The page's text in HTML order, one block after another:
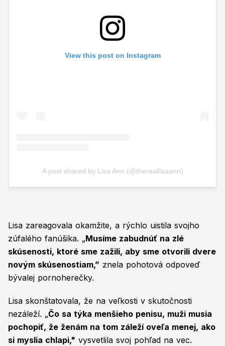
Lisa zareagovala okamžite, a rýchlo uistila svojho
zúfalého fanúšika. „Musíme zabudnúť na zlé
skúsenosti, ktoré sme zažili, aby sme otvorili dvere
novým skúsenostiam,” znela pohotová odpoveď
bývalej pornoherečky.
Lisa skonštatovala, že na veľkosti v skutočnosti
nezáleží. „Čo sa týka menšieho penisu, muži musia
pochopiť, že ženám na tom záleží oveľa menej, ako
si myslia chlapi," vysvetlila svoj pohľad na vec.